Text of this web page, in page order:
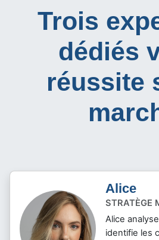
Trois
dédiés
réussite
Alice
STRATÈGE
Alice
identifie les